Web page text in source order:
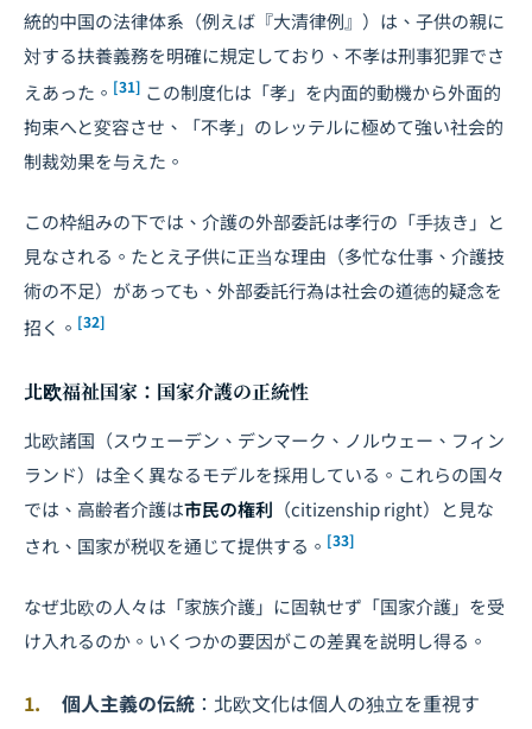
統的中国の法律体系（例えば『大清律例』）は、子供の親に
対する扶養義務を明確に規定しており、不孝は刑事犯罪でさ
えあった。 [31] この制度化は「孝」を内面的動機から外面的
拘束へと変容させ、「不孝」のレッテルに極めて強い社会的
制裁効果を与えた。
この枠組みの下では、介護の外部委託は孝行の「手抜き」と
見なされる。たとえ子供に正当な理由（多忙な仕事、介護技
術の不足）があっても、外部委託行為は社会の道徳的疑念を
招く。 [32]
北欧福祉国家：国家介護の正統性
北欧諸国（スウェーデン、デンマーク、ノルウェー、フィン
ランド）は全く異なるモデルを採用している。これらの国々
では、高齢者介護は市民の権利 （citizenship right）と見な
され、国家が税収を通じて提供する。 [33]
なぜ北欧の人々は「家族介護」に固執せず「国家介護」を受
け入れるのか。いくつかの要因がこの差異を説明し得る。
個人主義の伝統 ：北欧文化は個人の独立を重視す